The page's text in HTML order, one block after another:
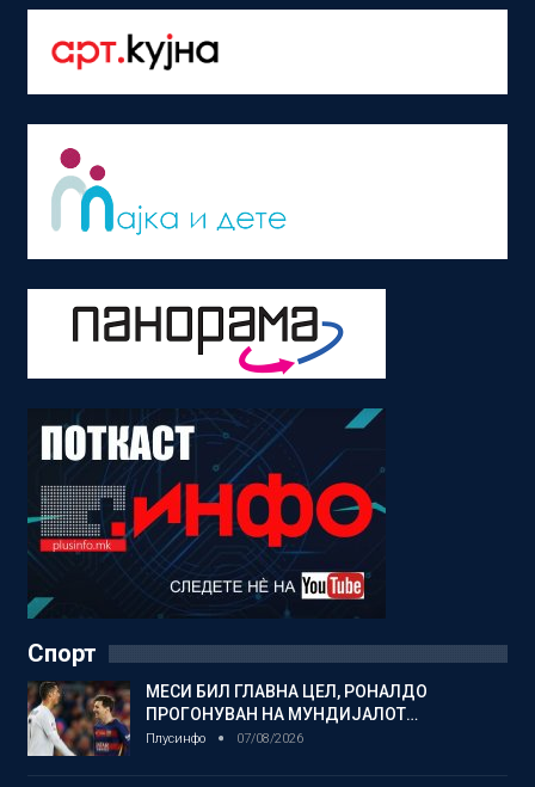
Спорт
МЕСИ БИЛ ГЛАВНА ЦЕЛ, РОНАЛДО
ПРОГОНУВАН НА МУНДИЈАЛОТ…
Плусинфо 07/08/2026